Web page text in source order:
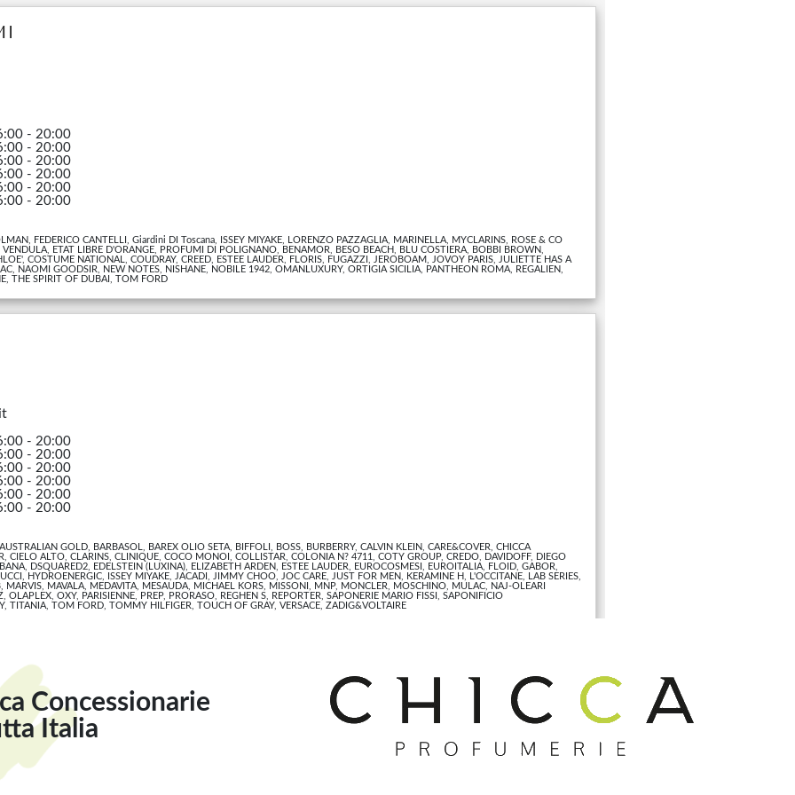
- 20:00
- 20:00
- 20:00
- 20:00
- 20:00
- 20:00
FEDERICO CANTELLI, Giardini DI Toscana, ISSEY MIYAKE, LORENZO PAZZAGLIA, MARINELLA, MYCLARINS, ROSE & CO
ETAT LIBRE D'ORANGE, PROFUMI DI POLIGNANO, BENAMOR, BESO BEACH, BLU COSTIERA, BOBBI BROWN,
COSTUME NATIONAL, COUDRAY, CREED, ESTEE LAUDER, FLORIS, FUGAZZI, JEROBOAM, JOVOY PARIS, JULIETTE HAS A
NAOMI GOODSIR, NEW NOTES, NISHANE, NOBILE 1942, OMANLUXURY, ORTIGIA SICILIA, PANTHEON ROMA, REGALIEN,
THE SPIRIT OF DUBAI, TOM FORD
- 20:00
- 20:00
- 20:00
- 20:00
- 20:00
- 20:00
GOLD, BARBASOL, BAREX OLIO SETA, BIFFOLI, BOSS, BURBERRY, CALVIN KLEIN, CARE&COVER, CHICCA
CIELO ALTO, CLARINS, CLINIQUE, COCO MONOI, COLLISTAR, COLONIA N? 4711, COTY GROUP, CREDO, DAVIDOFF, DIEGO
DSQUARED2, EDELSTEIN (LUXINA), ELIZABETH ARDEN, ESTEE LAUDER, EUROCOSMESI, EUROITALIA, FLOID, GABOR,
HYDROENERGIC, ISSEY MIYAKE, JACADI, JIMMY CHOO, JOC CARE, JUST FOR MEN, KERAMINE H, L'OCCITANE, LAB SERIES,
MAVALA, MEDAVITA, MESAUDA, MICHAEL KORS, MISSONI, MNP, MONCLER, MOSCHINO, MULAC, NAJ-OLEARI
OLAPLEX, OXY, PARISIENNE, PREP, PRORASO, REGHEN S, REPORTER, SAPONERIE MARIO FISSI, SAPONIFICIO
TITANIA, TOM FORD, TOMMY HILFIGER, TOUCH OF GRAY, VERSACE, ZADIG&VOLTAIRE
- 20:00
- 20:00
Concessionarie
Italia